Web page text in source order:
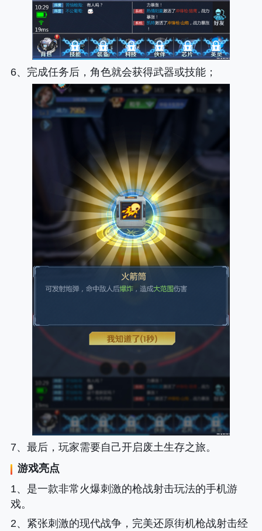
6、完成任务后，角色就会获得武器或技能；
7、最后，玩家需要自己开启废土生存之旅。
游戏亮点
1、是一款非常火爆刺激的枪战射击玩法的手机游
戏。
2、紧张刺激的现代战争，完美还原街机枪战射击经